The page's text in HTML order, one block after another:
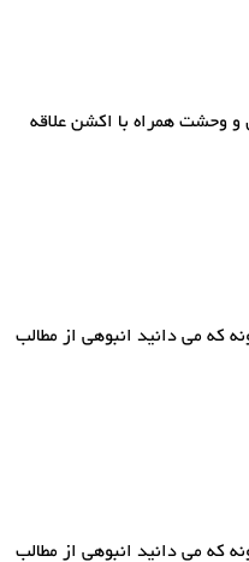
و وحشت همراه با اکشن علاقه
که می دانید انبوهی از مطالب
که می دانید انبوهی از مطالب